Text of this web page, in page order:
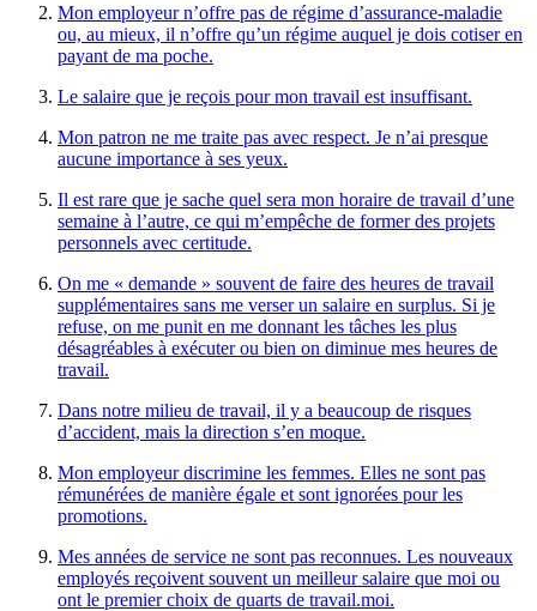
Mon employeur n’offre pas de régime d’assurance-maladie
ou, au mieux, il n’offre qu’un régime auquel je dois cotiser en
payant de ma poche.
Le salaire que je reçois pour mon travail est insuffisant.
Mon patron ne me traite pas avec respect. Je n’ai presque
aucune importance à ses yeux.
Il est rare que je sache quel sera mon horaire de travail d’une
semaine à l’autre, ce qui m’empêche de former des projets
personnels avec certitude.
On me « demande » souvent de faire des heures de travail
supplémentaires sans me verser un salaire en surplus. Si je
refuse, on me punit en me donnant les tâches les plus
désagréables à exécuter ou bien on diminue mes heures de
travail.
Dans notre milieu de travail, il y a beaucoup de risques
d’accident, mais la direction s’en moque.
Mon employeur discrimine les femmes. Elles ne sont pas
rémunérées de manière égale et sont ignorées pour les
promotions.
Mes années de service ne sont pas reconnues. Les nouveaux
employés reçoivent souvent un meilleur salaire que moi ou
ont le premier choix de quarts de travail.moi.